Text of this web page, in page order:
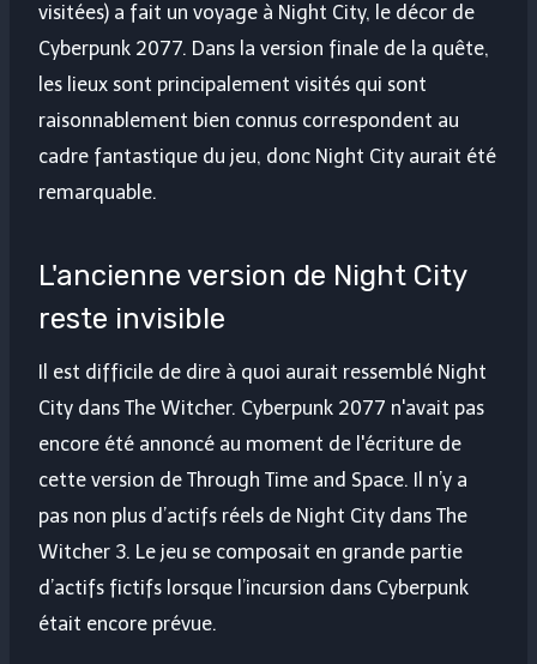
visitées) a fait un voyage à Night City, le décor de
Cyberpunk 2077. Dans la version finale de la quête,
les lieux sont principalement visités qui sont
raisonnablement bien connus correspondent au
cadre fantastique du jeu, donc Night City aurait été
remarquable.
L'ancienne version de Night City
reste invisible
Il est difficile de dire à quoi aurait ressemblé Night
City dans The Witcher. Cyberpunk 2077 n'avait pas
encore été annoncé au moment de l'écriture de
cette version de Through Time and Space. Il n’y a
pas non plus d’actifs réels de Night City dans The
Witcher 3. Le jeu se composait en grande partie
d’actifs fictifs lorsque l’incursion dans Cyberpunk
était encore prévue.